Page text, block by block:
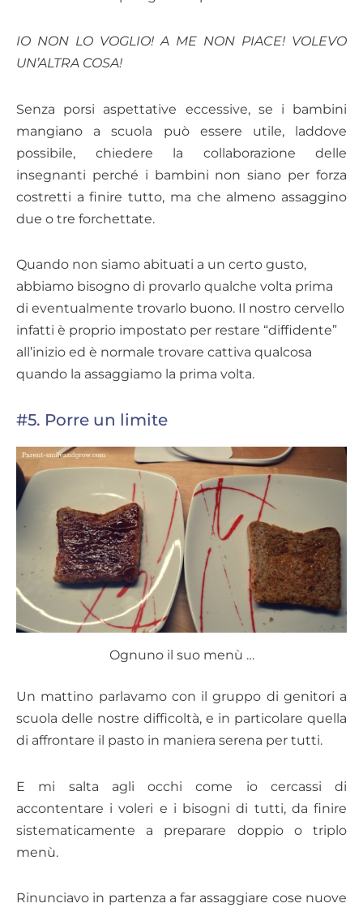
IO NON LO VOGLIO! A ME NON PIACE! VOLEVO
UN’ALTRA COSA!
Senza porsi aspettative eccessive, se i bambini
mangiano a scuola può essere utile, laddove
possibile, chiedere la collaborazione delle
insegnanti perché i bambini non siano per forza
costretti a finire tutto, ma che almeno assaggino
due o tre forchettate.
Quando non siamo abituati a un certo gusto,
abbiamo bisogno di provarlo qualche volta prima
di eventualmente trovarlo buono. Il nostro cervello
infatti è proprio impostato per restare “diffidente”
all’inizio ed è normale trovare cattiva qualcosa
quando la assaggiamo la prima volta.
#5. Porre un limite
Ognuno il suo menù …
Un mattino parlavamo con il gruppo di genitori a
scuola delle nostre difficoltà, e in particolare quella
di affrontare il pasto in maniera serena per tutti.
E mi salta agli occhi come io cercassi di
accontentare i voleri e i bisogni di tutti, da finire
sistematicamente a preparare doppio o triplo
menù.
Rinunciavo in partenza a far assaggiare cose nuove